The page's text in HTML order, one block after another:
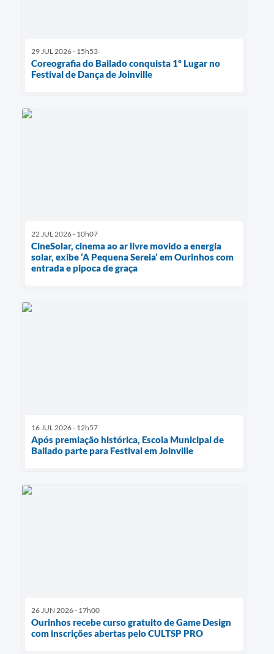
29 JUL 2026 - 15h53
Coreografia do Bailado conquista 1º Lugar no
Festival de Dança de Joinville
22 JUL 2026 - 10h07
CineSolar, cinema ao ar livre movido a energia
solar, exibe ‘A Pequena Sereia’ em Ourinhos com
entrada e pipoca de graça
16 JUL 2026 - 12h57
Após premiação histórica, Escola Municipal de
Bailado parte para Festival em Joinville
26 JUN 2026 - 17h00
Ourinhos recebe curso gratuito de Game Design
com inscrições abertas pelo CULTSP PRO